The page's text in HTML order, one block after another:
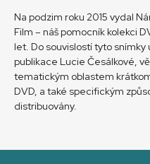
Na podzim roku 2015 vydal
Film – náš pomocník kolekci
let. Do souvislostí tyto
publikace Lucie Česálkové,
tematickým oblastem
DVD, a také specifickým
distribuovány.